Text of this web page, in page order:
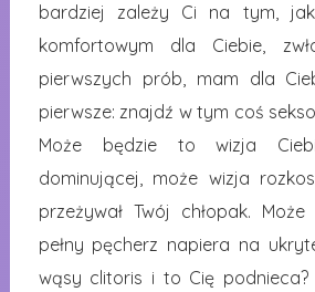
bardziej zależy Ci na tym,
komfortowym dla Ciebie,
pierwszych prób, mam dla
pierwsze: znajdź w tym coś
Może będzie to wizja
dominującej, może wizja
przeżywał Twój chłopak.
pełny pęcherz napiera na
wąsy clitoris i to Cię podnieca?